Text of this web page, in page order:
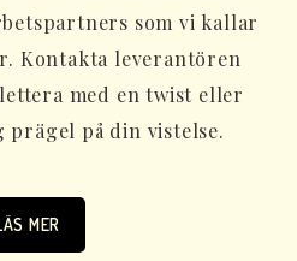
som vi kallar
Kontakta leverantören
med en twist eller
prägel på din vistelse.
MER